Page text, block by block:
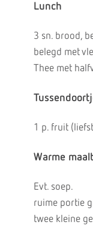
Lunch
3 sn. brood,
belegd met
Thee met
1 p. fruit
Warme
Evt. soep.
ruime portie
twee kleine